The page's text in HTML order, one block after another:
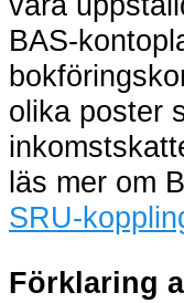
BAS-
olika poster
läs mer om
SRU-
Förklaring